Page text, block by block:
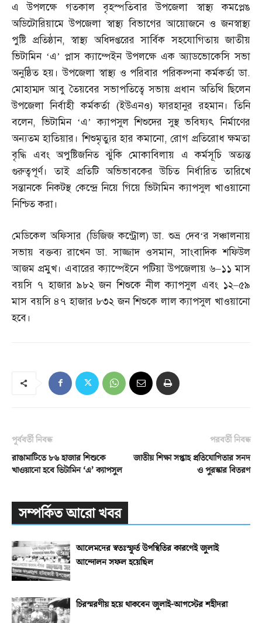
এ উপলক্ষে গতকাল বৃহস্পতিবার উপজেলা স্বাস্থ্য কমপ্লেঙ
অডিটোরিয়ামে উপজেলা স্বাস্থ্য বিভাগের আয়োজনে ও জনস্বাস্থ্য
পুষ্টি প্রতিষ্ঠান,স্বাস্থ্য অধিদপ্তরের সার্বিক সহযোগিতায় জাতীয়
ভিটামিন ‘এ’ প্লাস ক্যাম্পেইন উপলক্ষে এক অ্যাডভোকেসি সভা
অনুষ্ঠিত হয়। উপজেলা স্বাস্থ্য ও পরিবার পরিকল্পনা কর্মকর্তা ডা.
মোহাম্মদ আবু তৈয়বের সভাপতিত্বে সভায় প্রধান অতিথি ছিলেন
উপজেলা নির্বাহী কর্মকর্তা (ইউএনও)ফারহানুর রহমান। তিনি
বলেন,ভিটামিন ‘এ’ ক্যাপসুল শিশুদের সুস্থ ভবিষ্যৎ নির্মাণের
অন্যতম হাতিয়ার। শিশুমৃত্যুর হার কমানো,রোগ প্রতিরোধ ক্ষমতা
বৃদ্ধি এবং অপুষ্টিজনিত ঝুঁকি মোকাবিলায় এ কর্মসূচি অত্যন্ত
গুরুত্বপূর্ণ। তাই প্রতিটি অভিভাবকের উচিত নির্ধারিত তারিখে
সন্তানকে নিকটস্থ কেন্দ্রে নিয়ে গিয়ে ভিটামিন ক্যাপসুল খাওয়ানো
নিশ্চিত করা।
মেডিকেল অফিসার (ডিজিজ কন্ট্রোল)ডা.শুভ্র দেব‘র সঞ্চালনায়
সভায় বক্তব্য রাখেন ডা.সাজ্জাদ ওসমান,সাংবাদিক শফিউল
আজম প্রমুখ। এবারের ক্যাম্পেইনে পটিয়া উপজেলায় ৬–১১ মাস
বয়সি ৭ হাজার ৯৮২ জন শিশুকে নীল ক্যাপসুল এবং ১২–৫৯
মাস বয়সি ৪৭ হাজার ৮৩২ জন শিশুকে লাল ক্যাপসুল খাওয়ানো
হবে।
পূর্ববর্তী নিবন্ধ
রাঙামাটিতে ৮৬ হাজার শিশুকে
খাওয়ানো হবে ভিটামিন ‘এ’ ক্যাপসুল
পরবর্তী নিবন্ধ
জাতীয় শিক্ষা সপ্তাহ প্রতিযোগিতার সনদ
ও পুরস্কার বিতরণ
সম্পর্কিত আরো খবর
আলেমদের স্বতঃস্ফূর্ত উপস্থিতির কারণেই জুলাই
আন্দোলন সফল হয়েছিল
চিরস্মরণীয় হয়ে থাকবেন জুলাই-আগস্টের শহীদরা